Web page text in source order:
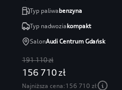
Typ paliwabenzyna
Typ nadwoziakompakt
SalonAudi Centrum Gdańsk
191 110 zł
156 710 zł
Najniższa cena:156 710 zł